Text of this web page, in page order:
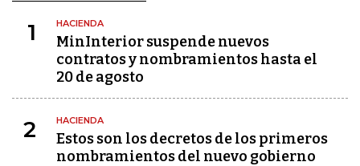
1 HACIENDA
MinInterior suspende nuevos
contratos y nombramientos hasta el
20 de agosto
2 HACIENDA
Estos son los decretos de los primeros
nombramientos del nuevo gobierno